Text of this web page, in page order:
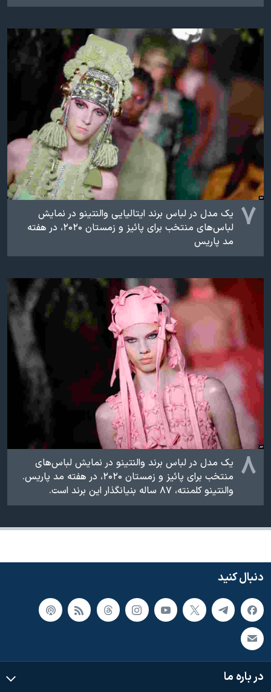
۷ یک مدل در لباس برند ایتالیایی والنتینو در نمایش
لباس‌های منتخب برای پائیز و زمستان ۲۰۲۰، در هفته
مد پاریس
۸ یک مدل در لباس برند والنتینو در نمایش لباس‌های
منتخب برای پائیز و زمستان ۲۰۲۰، در هفته مد پاریس.
والنتینو کلمنته، ۸۷ ساله بنیانگذار این برند است.
دنبال کنید
در باره ما